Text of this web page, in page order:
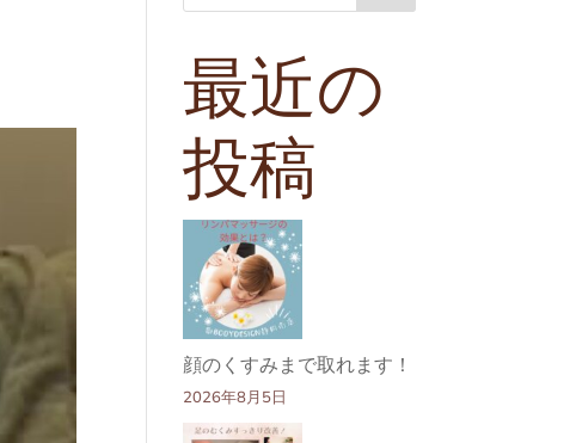
最近の
投稿
顔のくすみまで取れます！
2026年8月5日